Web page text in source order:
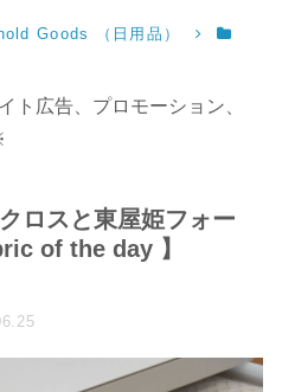
Goods （日用品）
広告、プロモーション、
ロスと東屋姫フォー
of the day 】